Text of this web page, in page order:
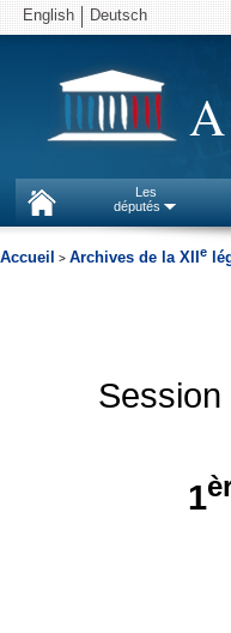
English Deutsch
Les
députés
Accueil > Archives de la XII e
1